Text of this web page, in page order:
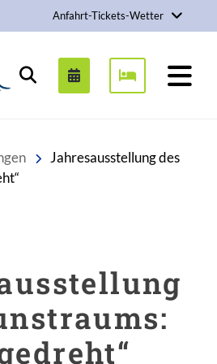
Anfahrt-Tickets-Wetter
Stadt Bad Wildungen
Suchen
Jahresausstellung des